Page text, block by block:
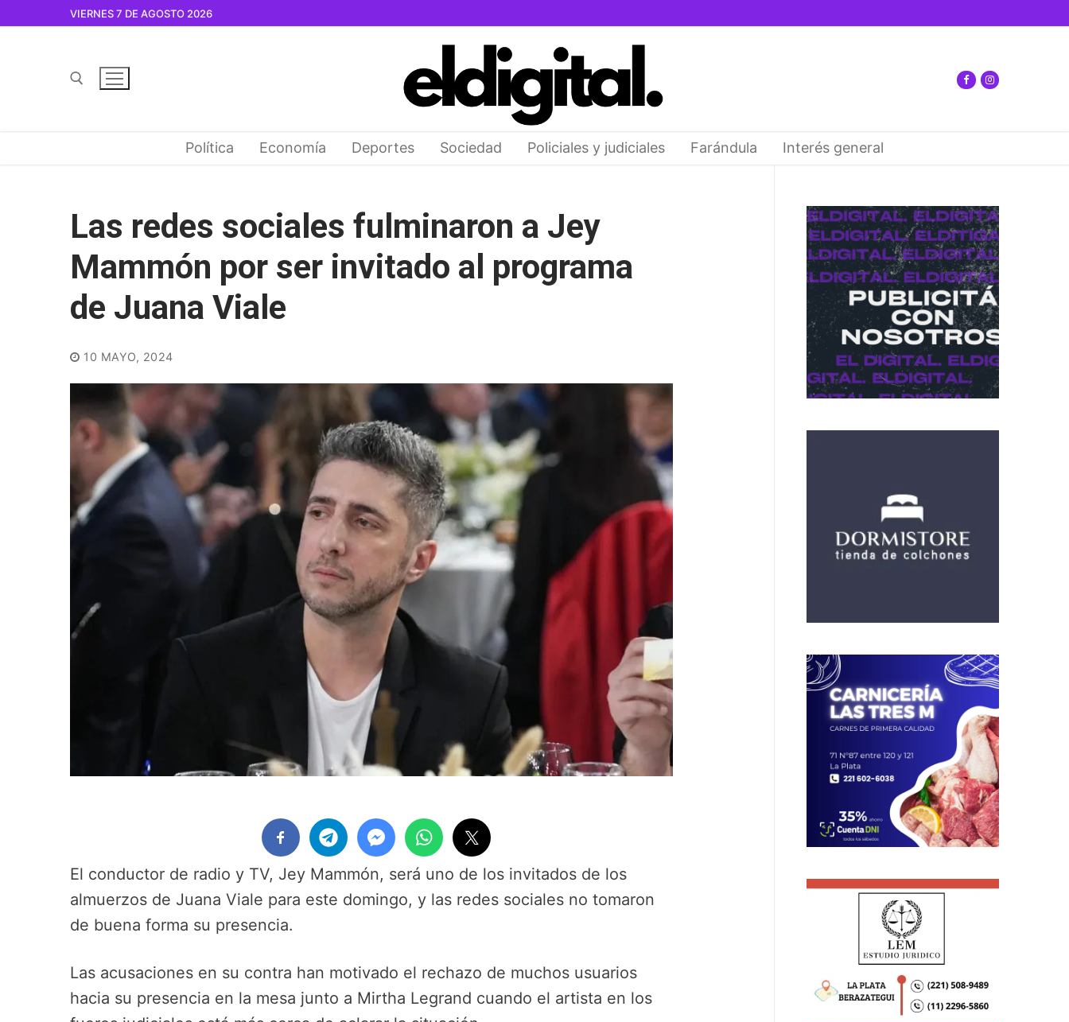
VIERNES 7 DE AGOSTO 2026
Política Economía Deportes Sociedad Policiales y judiciales Farándula Interés general
Las redes sociales fulminaron a Jey
Mammón por ser invitado al programa
de Juana Viale
10 MAYO, 2024
El conductor de radio y TV, Jey Mammón, será uno de los invitados de los
almuerzos de Juana Viale para este domingo, y las redes sociales no tomaron
de buena forma su presencia.
Las acusaciones en su contra han motivado el rechazo de muchos usuarios
hacia su presencia en la mesa junto a Mirtha Legrand cuando el artista en los